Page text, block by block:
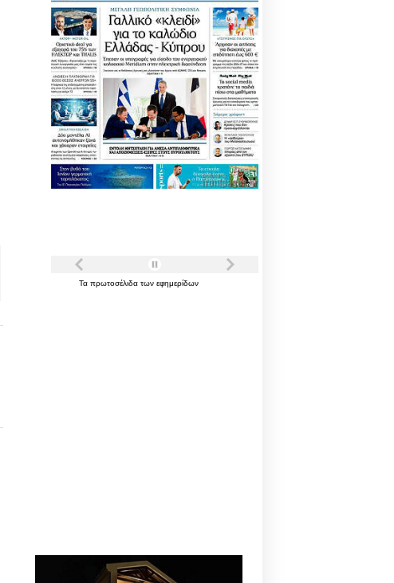
Τα πρωτοσέλιδα των εφημερίδων